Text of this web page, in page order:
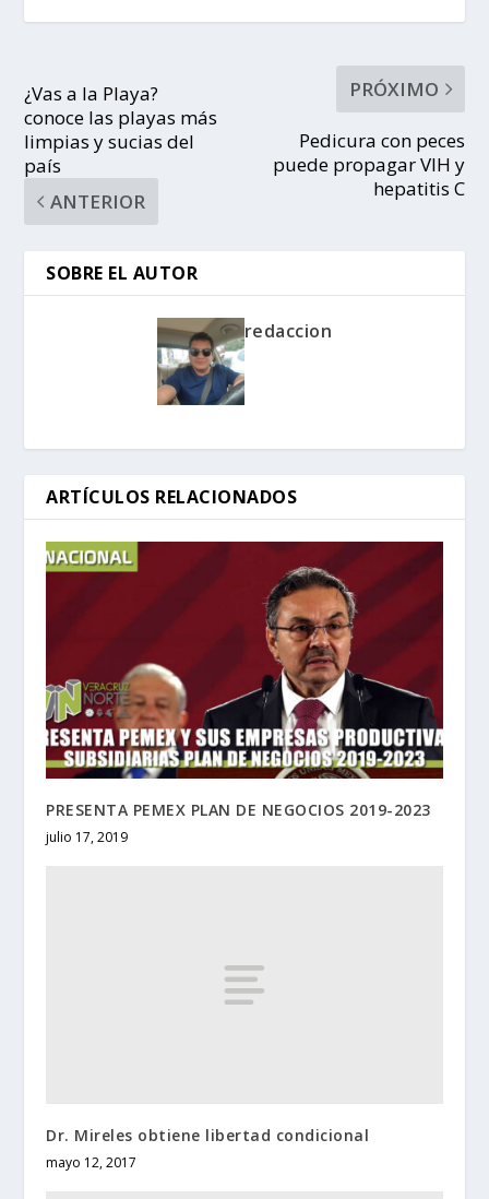
¿Vas a la Playa?
conoce las playas más
limpias y sucias del
país
ANTERIOR
PRÓXIMO
Pedicura con peces
puede propagar VIH y
hepatitis C
SOBRE EL AUTOR
redaccion
ARTÍCULOS RELACIONADOS
PRESENTA PEMEX PLAN DE NEGOCIOS 2019-2023
julio 17, 2019
Dr. Mireles obtiene libertad condicional
mayo 12, 2017